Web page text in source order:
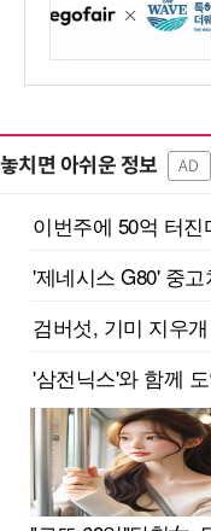
놓치면 아쉬운 정보 AD